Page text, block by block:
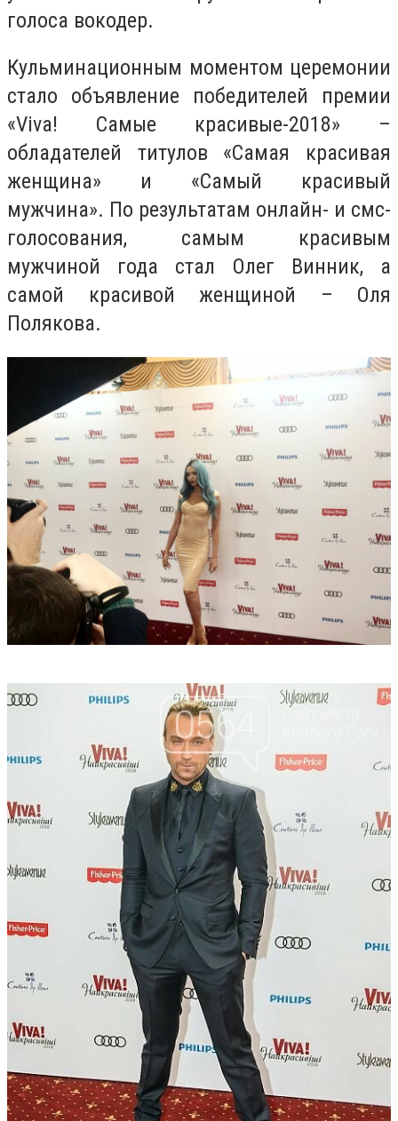
голоса вокодер.
Кульминационным моментом церемонии
стало объявление победителей премии
«Viva! Самые красивые-2018» –
обладателей титулов «Самая красивая
женщина» и «Самый красивый
мужчина». По результатам онлайн- и смс-
голосования, самым красивым
мужчиной года стал Олег Винник, а
самой красивой женщиной – Оля
Полякова.